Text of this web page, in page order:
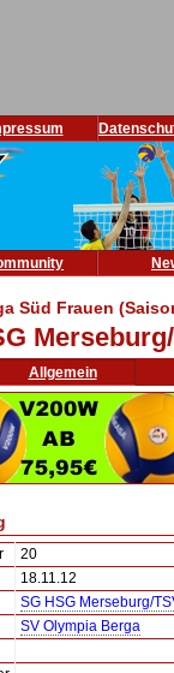
Süd Frauen
Allgemein
20
18.11.12
SG HSG Merseburg/
SV Olympia Berga